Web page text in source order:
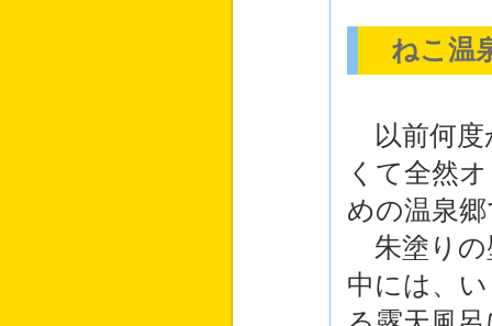
ねこ温
以前何度
くて全然
めの温泉
朱塗りの
中には、